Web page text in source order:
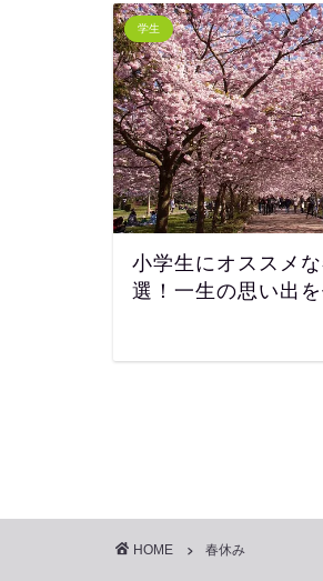
学生
小学生にオススメ
選！一生の思い出を
HOME 春休み